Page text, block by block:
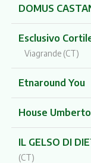
DOMUS
Esclusivo
Viagrande (CT)
Etnaround You
House
IL GELSO DI
(CT)